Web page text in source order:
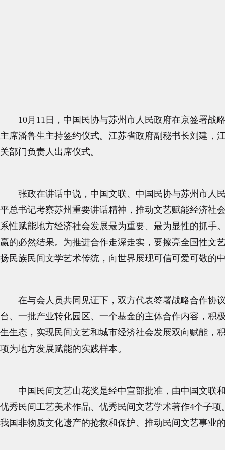
10月11日，中国民协与苏州市人民政府在京签署
主席潘鲁生主持签约仪式。江苏省政府副秘书长刘建，
关部门负责人出席仪式。
张政在讲话中说，中国文联、中国民协与苏州市人
平总书记考察苏州重要讲话精神，推动文艺赋能经济社
系性赋能地方经济社会发展最为重要、最为显性的抓手
赢的必然结果。为推进合作走深走实，要擦亮全国性文
扬民族民间文学艺术传统，向世界展现可信可爱可敬的
在与会人员共同见证下，双方代表签署战略合作协
台、一批产业转化园区、一个基金的主体合作内容，积
生生态，实现民间文艺和城市经济社会发展双向赋能，
项为地方发展赋能的实践样本。
中国民间文艺山花奖是经中宣部批准，由中国文联
优秀民间工艺美术作品、优秀民间文艺学术著作4个子
我国非物质文化遗产的抢救和保护、推动民间文艺事业